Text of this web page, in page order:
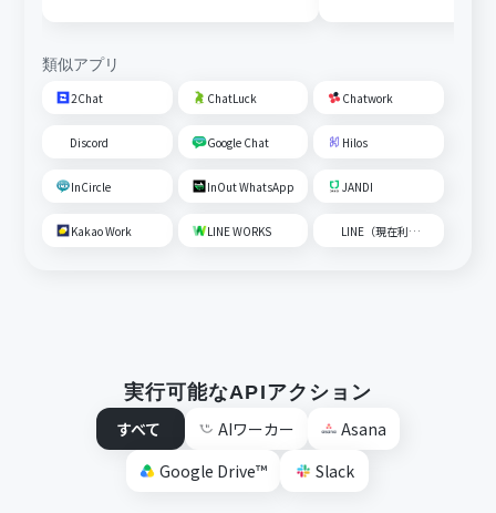
類似アプリ
2Chat ChatLuck Chatwork
Discord Google Chat Hilos
InCircle InOut WhatsApp JANDI
Kakao Work LINE WORKS LINE（現在利用不可）
実行可能なAPIアクション
すべて
AIワーカー
Asana
Google Drive™
Slack